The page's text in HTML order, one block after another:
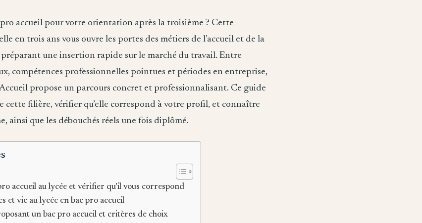
pro accueil pour votre orientation après la troisième ? Cette
en trois ans vous ouvre les portes des métiers de l’accueil et de la
une insertion rapide sur le marché du travail. Entre
compétences professionnelles pointues et périodes en entreprise,
propose un parcours concret et professionnalisant. Ce guide
cette filière, vérifier qu’elle correspond à votre profil, et connaître
ainsi que les débouchés réels une fois diplômé.
accueil au lycée et vérifier qu’il vous correspond
et vie au lycée en bac pro accueil
un bac pro accueil et critères de choix